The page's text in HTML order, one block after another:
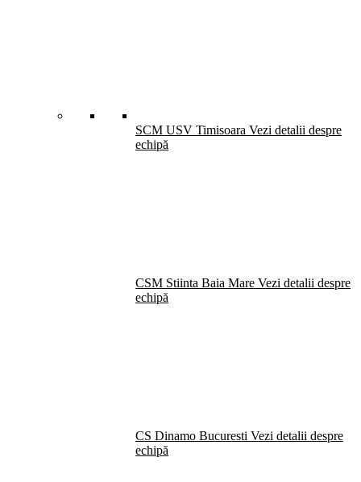
SCM USV Timisoara Vezi detalii despre
echipă
CSM Stiinta Baia Mare Vezi detalii despre
echipă
CS Dinamo Bucuresti Vezi detalii despre
echipă